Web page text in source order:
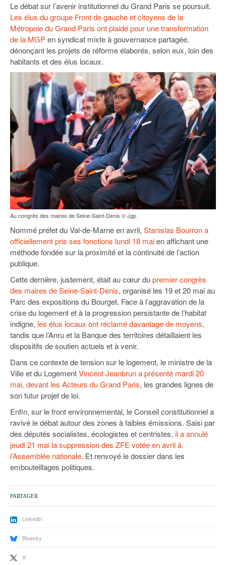
Le débat sur l’avenir institutionnel du Grand Paris se poursuit.
Les élus du groupe Front de gauche et citoyens de la
Métropole du Grand Paris ont plaidé pour une transformation
de la MGPen syndicat mixte à gouvernance partagée,
dénonçant les projets de réforme élaborés, selon eux, loin des
habitants et des élus locaux.
Au congrès des maires de Seine-Saint-Denis © Jgp
Nommé préfet du Val-de-Marne en avril, Stanislas Bourron a
officiellement pris ses fonctions lundi 18 maien affichant une
méthode fondée sur la proximité et la continuité de l’action
publique.
Cette dernière, justement, était au cœur dupremier congrès
des maires de Seine-Saint-Denis, organisé les 19 et 20 mai au
Parc des expositions du Bourget. Face à l’aggravation de la
crise du logement et à la progression persistante de l’habitat
indigne, les élus locaux ont réclamé davantage de moyens,
tandis que l’Anru et la Banque des territoires détaillaient les
dispositifs de soutien actuels et à venir.
Dans ce contexte de tension sur le logement, le ministre de la
Ville et du LogementVincent Jeanbrun a présenté mardi 20
mai, devant les Acteurs du Grand Paris, les grandes lignes de
son futur projet de loi.
Enfin, sur le front environnemental, le Conseil constitutionnel a
ravivé le débat autour des zones à faibles émissions. Saisi par
des députés socialistes, écologistes et centristes, il a annulé
jeudi 21 mai la suppression des ZFE votée en avril à
l’Assemblée nationale. Et renvoyé le dossier dans les
embouteillages politiques.
PARTAGER
Linkedin
Bluesky
X